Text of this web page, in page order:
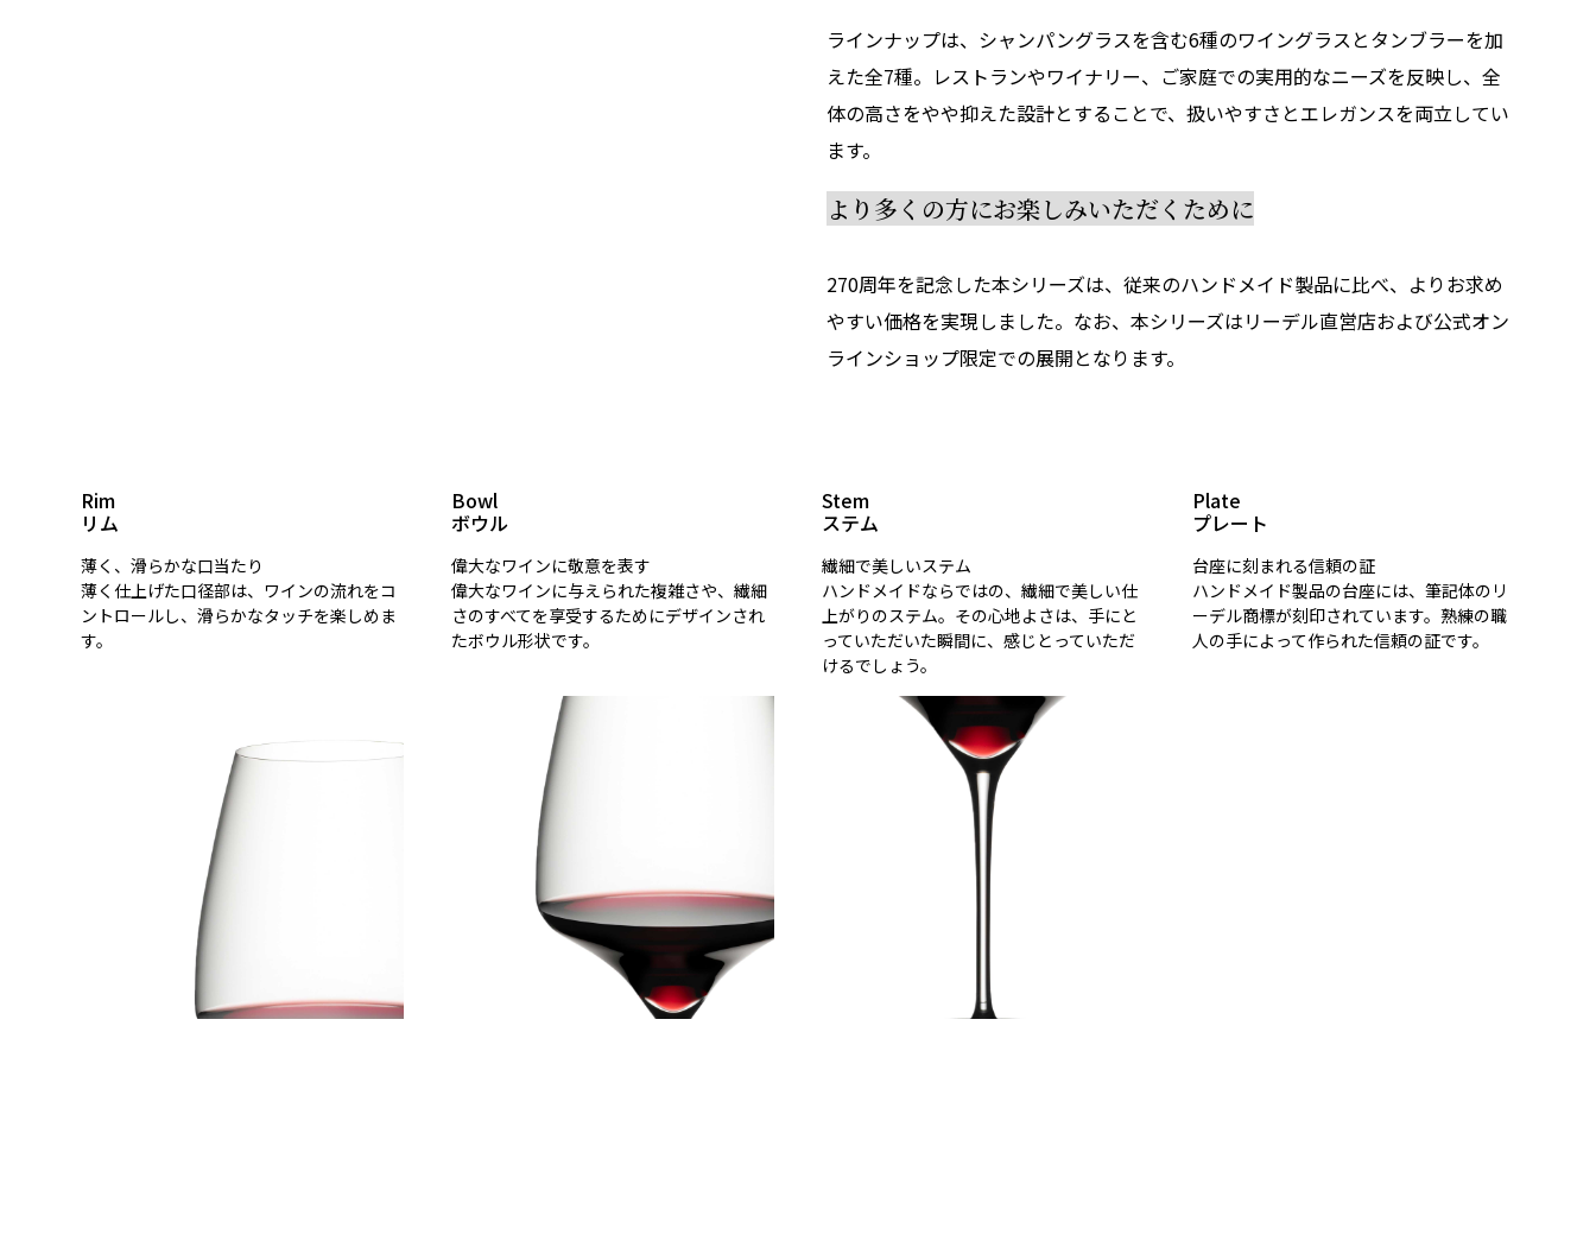
ラインナップは、シャンパングラスを含む6種のワイングラスとタンブラーを加
えた全7種。レストランやワイナリー、ご家庭での実用的なニーズを反映し、全
体の高さをやや抑えた設計とすることで、扱いやすさとエレガンスを両立してい
ます。
より多くの方にお楽しみいただくために
270周年を記念した本シリーズは、従来のハンドメイド製品に比べ、よりお求め
やすい価格を実現しました。なお、本シリーズはリーデル直営店および公式オン
ラインショップ限定での展開となります。
Rim
リム
薄く、滑らかな口当たり
薄く仕上げた口径部は、ワインの流れをコ
ントロールし、滑らかなタッチを楽しめま
す。
Bowl
ボウル
偉大なワインに敬意を表す
偉大なワインに与えられた複雑さや、繊細
さのすべてを享受するためにデザインされ
たボウル形状です。
Stem
ステム
繊細で美しいステム
ハンドメイドならではの、繊細で美しい仕
上がりのステム。その心地よさは、手にと
っていただいた瞬間に、感じとっていただ
けるでしょう。
Plate
プレート
台座に刻まれる信頼の証
ハンドメイド製品の台座には、筆記体のリ
ーデル商標が刻印されています。熟練の職
人の手によって作られた信頼の証です。